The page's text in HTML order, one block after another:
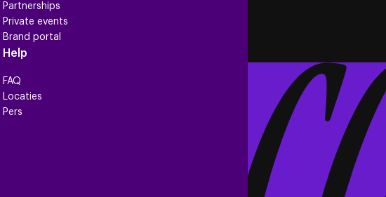
Partnerships
Private events
Brand portal
Help
FAQ
Locaties
Pers